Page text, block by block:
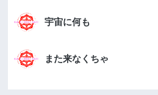
宇宙に何も
また来なくちゃ